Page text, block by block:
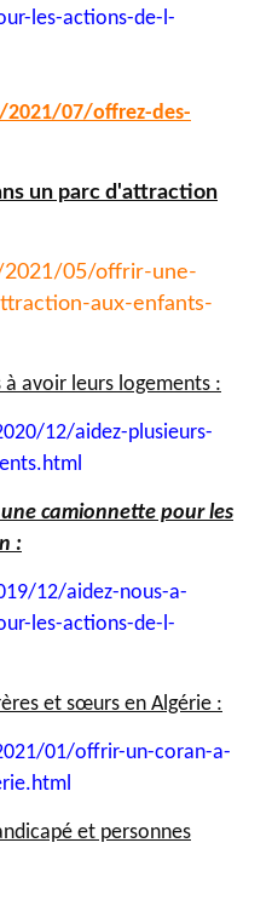
les-actions-de-l-
2021/07/offrez-des-
un parc d'attraction
2021/05/offrir-une-
aux-enfants-
avoir leurs logements :
12/aidez-plusieurs-
camionnette pour les
:
12/aidez-nous-a-
les-actions-de-l-
et sœurs en Algérie :
01/offrir-un-coran-a-
html
et personnes